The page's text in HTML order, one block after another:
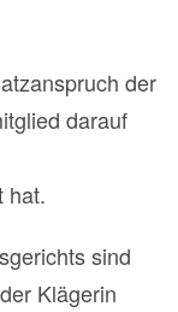
der
darauf
hat.
sind
Klägerin